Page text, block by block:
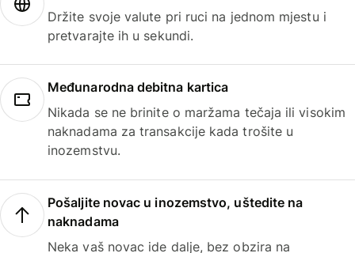
Držite svoje valute pri ruci na jednom mjestu i
pretvarajte ih u sekundi.
Međunarodna debitna kartica
Nikada se ne brinite o maržama tečaja ili visokim
naknadama za transakcije kada trošite u
inozemstvu.
Pošaljite novac u inozemstvo, uštedite na
naknadama
Neka vaš novac ide dalje, bez obzira na